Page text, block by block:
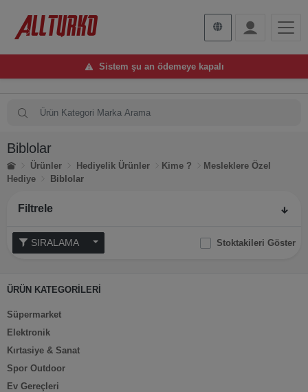
Sistem şu an ödemeye kapalı
Biblolar
Ürünler Hediyelik Ürünler Kime ?
Mesleklere Özel
Hediye
Biblolar
Filtrele
Stoktakileri Göster
ÜRÜN KATEGORİLERİ
Süpermarket
Elektronik
Kırtasiye & Sanat
Spor Outdoor
Ev Gereçleri